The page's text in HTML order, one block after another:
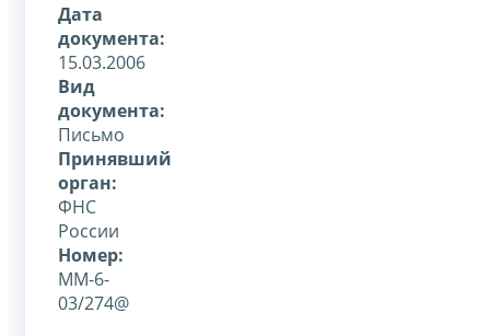
Дата
документа:
15.03.2006
Вид
документа:
Письмо
Принявший
орган:
ФНС
России
Номер:
ММ-6-
03/274@